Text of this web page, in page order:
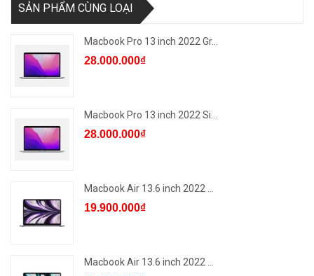
SẢN PHẨM CÙNG LOẠI
Macbook Pro 13 inch 2022 Gr...
28.000.000₫
Macbook Pro 13 inch 2022 Si...
28.000.000₫
Macbook Air 13.6 inch 2022 ...
19.900.000₫
Macbook Air 13.6 inch 2022 ...